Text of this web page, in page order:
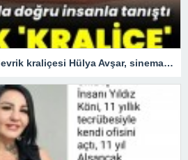
Güzellik yarışmasının devrik kraliçesi Hülya Avşar, sinemanın kraliçesi oldu.